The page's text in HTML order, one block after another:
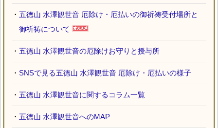
・ 五徳山 水澤観世音 厄除け・厄払いの御祈祷受付場所と
御祈祷について
・ 五徳山 水澤観世音の厄除けお守りと授与所
・ SNSで見る五徳山 水澤観世音 厄除け・厄払いの様子
・ 五徳山 水澤観世音に関するコラム一覧
・ 五徳山 水澤観世音へのMAP